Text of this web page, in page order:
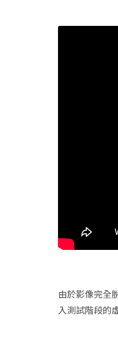
由於影像完全
入測試階段的